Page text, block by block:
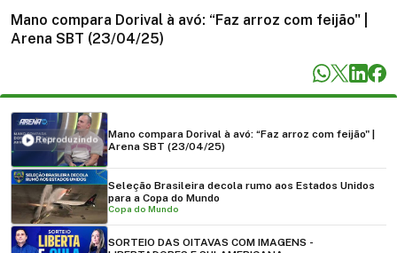
Mano compara Dorival à avó: “Faz arroz com feijão" |
Arena SBT (23/04/25)
Reproduzindo
Mano compara Dorival à avó: “Faz arroz com feijão" |
Arena SBT (23/04/25)
Seleção Brasileira decola rumo aos Estados Unidos
para a Copa do Mundo
Copa do Mundo
SORTEIO DAS OITAVAS COM IMAGENS -